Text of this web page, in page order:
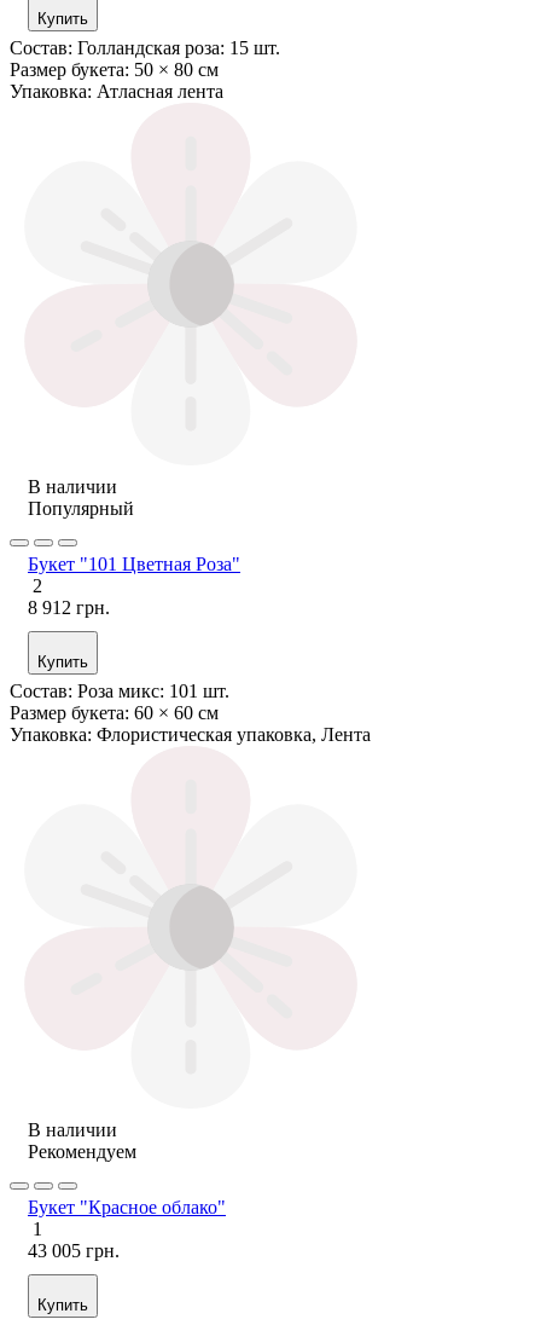
Купить
Состав: Голландская роза: 15 шт.
Размер букета: 50 × 80 см
Упаковка: Атласная лента
В наличии
Популярный
Букет "101 Цветная Роза"
2
8 912 грн.
Купить
Состав: Роза микс: 101 шт.
Размер букета: 60 × 60 см
Упаковка: Флористическая упаковка, Лента
В наличии
Рекомендуем
Букет "Красное облако"
1
43 005 грн.
Купить